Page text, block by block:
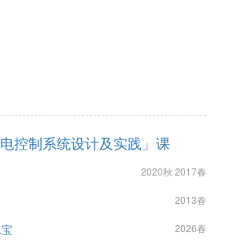
控制系统设计及实践」课
2020秋 2017春
2013春
2026春